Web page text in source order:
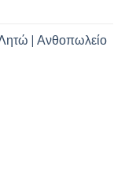
| Ανθοπωλείο